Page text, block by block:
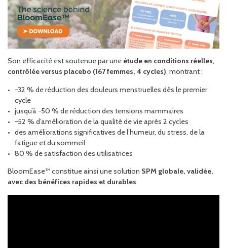
Son efficacité est soutenue par une étude en conditions réelles,
contrôlée versus placebo (167 femmes, 4 cycles), montrant :
−32 % de réduction des douleurs menstruelles dès le premier
cycle
jusqu’à −50 % de réduction des tensions mammaires
−52 % d’amélioration de la qualité de vie après 2 cycles
des améliorations significatives de l’humeur, du stress, de la
fatigue et du sommeil
80 % de satisfaction des utilisatrices
BloomEase™ constitue ainsi une solution SPM globale, validée,
avec des bénéfices rapides et durables.